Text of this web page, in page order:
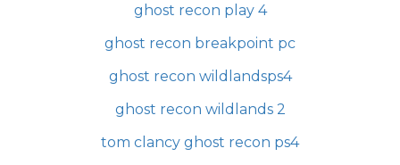
ghost recon play 4
ghost recon breakpoint pc
ghost recon wildlandsps4
ghost recon wildlands 2
tom clancy ghost recon ps4